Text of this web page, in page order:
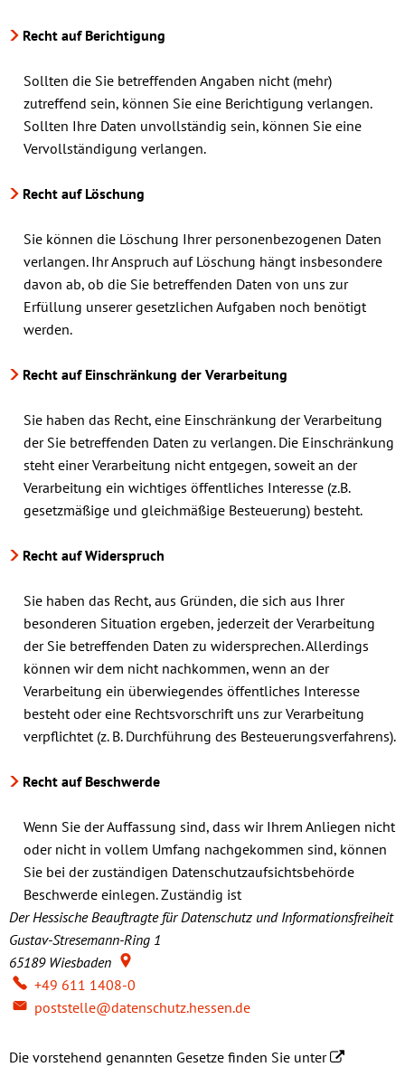
Recht auf Berichtigung
Sollten die Sie betreffenden Angaben nicht (mehr)
zutreffend sein, können Sie eine Berichtigung verlangen.
Sollten Ihre Daten unvollständig sein, können Sie eine
Vervollständigung verlangen.
Recht auf Löschung
Sie können die Löschung Ihrer personenbezogenen Daten
verlangen. Ihr Anspruch auf Löschung hängt insbesondere
davon ab, ob die Sie betreffenden Daten von uns zur
Erfüllung unserer gesetzlichen Aufgaben noch benötigt
werden.
Recht auf Einschränkung der Verarbeitung
Sie haben das Recht, eine Einschränkung der Verarbeitung
der Sie betreffenden Daten zu verlangen. Die Einschränkung
steht einer Verarbeitung nicht entgegen, soweit an der
Verarbeitung ein wichtiges öffentliches Interesse (z.B.
gesetzmäßige und gleichmäßige Besteuerung) besteht.
Recht auf Widerspruch
Sie haben das Recht, aus Gründen, die sich aus Ihrer
besonderen Situation ergeben, jederzeit der Verarbeitung
der Sie betreffenden Daten zu widersprechen. Allerdings
können wir dem nicht nachkommen, wenn an der
Verarbeitung ein überwiegendes öffentliches Interesse
besteht oder eine Rechtsvorschrift uns zur Verarbeitung
verpflichtet (z. B. Durchführung des Besteuerungsverfahrens).
Recht auf Beschwerde
Wenn Sie der Auffassung sind, dass wir Ihrem Anliegen nicht
oder nicht in vollem Umfang nachgekommen sind, können
Sie bei der zuständigen Datenschutzaufsichtsbehörde
Beschwerde einlegen. Zuständig ist
Der Hessische Beauftragte für Datenschutz und Informationsfreiheit
Gustav-Stresemann-Ring 1
65189 Wiesbaden
+49 611 1408-0
poststelle@datenschutz.hessen.de
Die vorstehend genannten Gesetze finden Sie unter